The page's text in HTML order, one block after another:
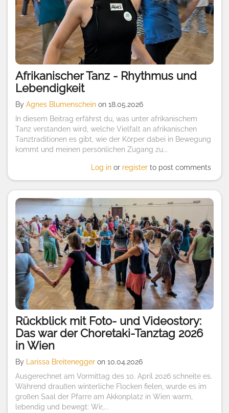
Afrikanischer Tanz - Rhythmus und
Lebendigkeit
By Agnes Blumenschein on 18.05.2026
In diesem Beitrag erfährst du, was unter afrikanischem
Tanz verstanden wird, welche Vielfalt an afrikanischen
Tanztraditionen es gibt, wie der Körper dabei in Bewegung
kommt und meinen persönlichen Zugang zu...
Log in or register to post comments
Rückblick mit Foto- und Videostory:
Das war der Choretaki-Tanztag 2026
in Wien
By Larissa Breitenegger on 10.04.2026
Ausgerechnet am Vormittag des 10. April 2026 schneite es.
Während draußen winterliche Flocken fielen, wurde es im
großen Saal der Pfarre am Akkonplatz in Wien warm,
lebendig und bewegt: Wir,...